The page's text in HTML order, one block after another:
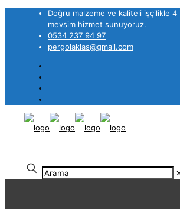
Doğru malzeme ve kaliteli işçilikle 4
mevsim hizmet sunuyoruz.
0534 237 94 97
pergolaklas@gmail.com